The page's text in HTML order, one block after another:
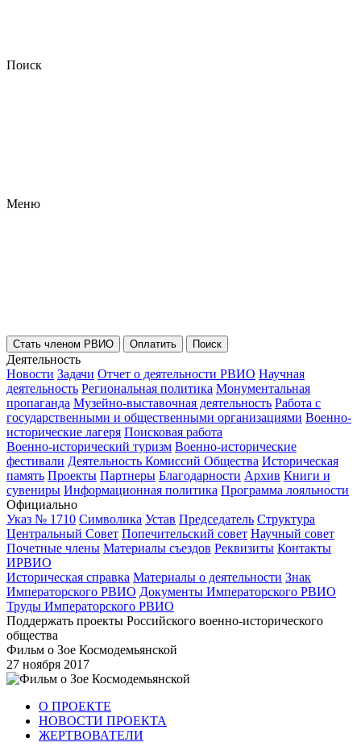
Поиск
Меню
Стать членом РВИО Оплатить Поиск
Деятельность
Новости Задачи Отчет о деятельности РВИО Научная
деятельность Региональная политика Монументальная
пропаганда Музейно-выставочная деятельность Работа с
государственными и общественными организациями Военно-
исторические лагеря Поисковая работа
Военно-исторический туризм Военно-исторические
фестивали Деятельность Комиссий Общества Историческая
память Проекты Партнеры Благодарности Архив Книги и
сувениры Информационная политика Программа лояльности
Официально
Указ № 1710 Символика Устав Председатель Структура
Центральный Совет Попечительский совет Научный совет
Почетные члены Материалы съездов Реквизиты Контакты
ИРВИО
Историческая справка Материалы о деятельности Знак
Императорского РВИО Документы Императорского РВИО
Труды Императорского РВИО
Поддержать проекты Российского военно-исторического
общества
Фильм о Зое Космодемьянской
27 ноября 2017
О ПРОЕКТЕ
НОВОСТИ ПРОЕКТА
ЖЕРТВОВАТЕЛИ